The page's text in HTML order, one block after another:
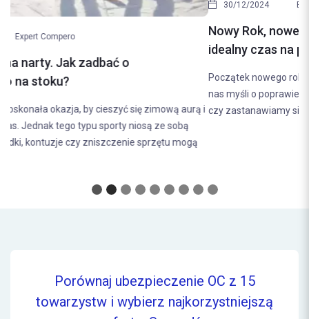
30/12/2024
Nowy Rok, nowe możliwości. Początek roku to
idealny czas na przegląd ubezpieczeń
Początek nowego roku to czas planów i postanowień. Większość z
nas myśli o poprawie swojego zdrowia, finansów czy relacji, ale
czy zastanawiamy się wtedy nad naszymi ubezpieczeniami? To...
towarzystw i wybierz najkorzystniejszą
ofertę.Sprawdź.